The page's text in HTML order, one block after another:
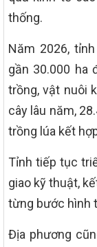
thống.
Năm 2026,
gần 30.000 ha
trồng, vật nuôi
cây lâu năm,
trồng lúa kết
Tỉnh tiếp tục
giao kỹ thuật,
từng bước hình
Địa phương